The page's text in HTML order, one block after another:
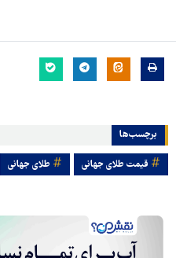
برچسب‌ها
قیمت طلای جهانی طلای جهانی